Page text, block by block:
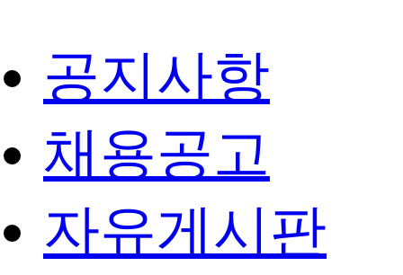
공지사항
채용공고
자유게시판